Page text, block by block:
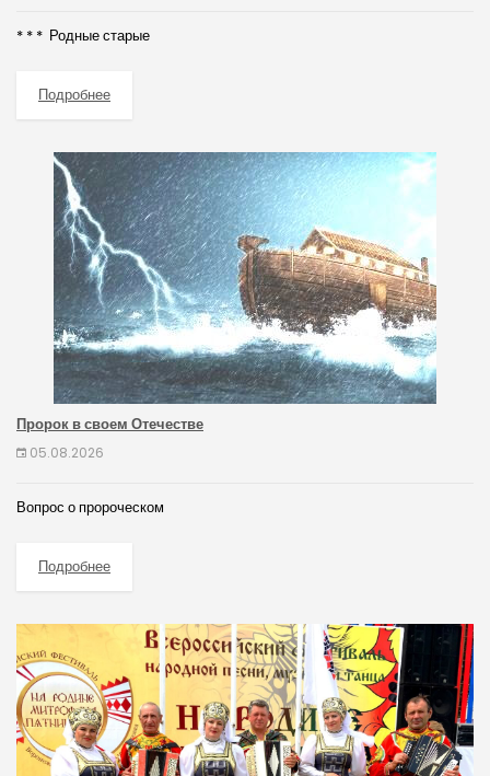
* * * Родные старые
Подробнее
Пророк в своем Отечестве
05.08.2026
Вопрос о пророческом
Подробнее